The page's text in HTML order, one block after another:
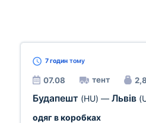
7 годин тому
07.08 тент
Будапешт (HU) — Львів
одяг в коробках